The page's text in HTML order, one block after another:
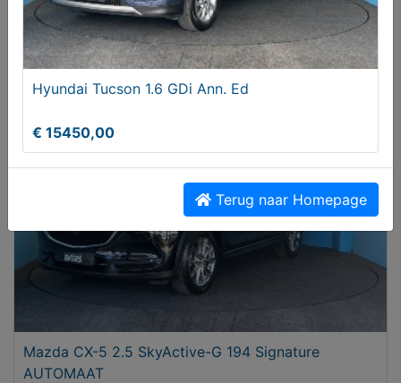
Volkswagen Tiguan 1.5 TSI R-Line OPF (EURO 6d)
€ 34950,00
Mazda CX-5 2.5 SkyActive-G 194 Signature
AUTOMAAT
Hyundai Tucson 1.6 GDi Ann. Ed
€ 15450,00
Terug naar Homepage